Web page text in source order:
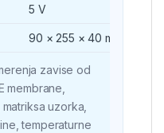
5 V
90 × 255 × 40 mm ·
zavise od
membrane,
uzorka,
temperaturne